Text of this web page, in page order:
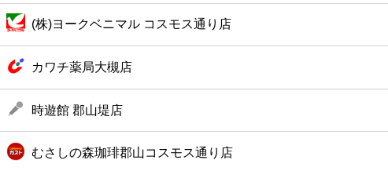
ファーストフード
カフェ
ショッピング
銀行
(株)ヨークベニマル コスモス通り店
カワチ薬局大槻店
時遊館 郡山堤店
むさしの森珈琲郡山コスモス通り店